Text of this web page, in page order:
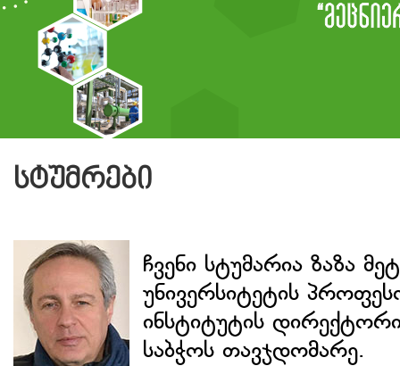
სტუმრები
ჩვენი სტუმარია ზაზა
უნივერსიტეტის
ინსტიტუტის
საბჭოს თავჯდომარე.